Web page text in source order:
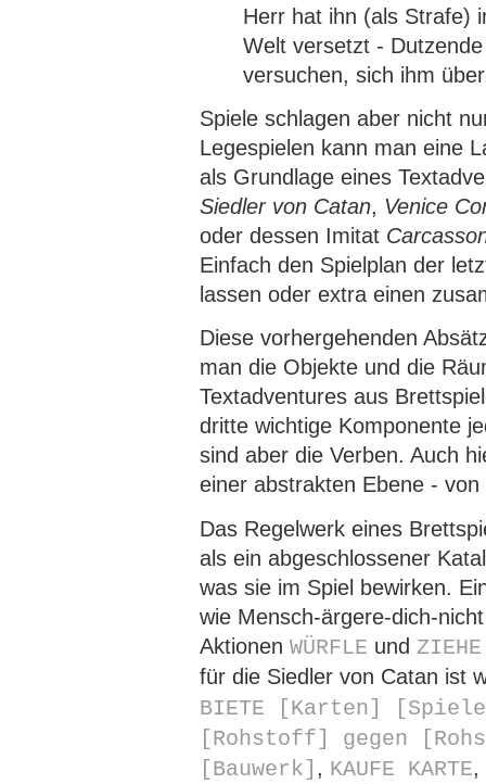
Herr hat ihn (als Strafe)
Welt versetzt -
versuchen, sich ihm
Spiele schlagen aber nicht
Legespielen kann man eine
als Grundlage eines
Siedler von Catan, Venice
oder dessen Imitat
Einfach den Spielplan der
lassen oder extra einen
Diese vorhergehenden
man die Objekte und die
Textadventures aus
dritte wichtige Komponente
sind aber die Verben. Auch
einer abstrakten Ebene -
Das Regelwerk eines
als ein abgeschlossener
was sie im Spiel bewirken.
wie Mensch-ärgere-dich-
Aktionen WÜRFLE und
für die Siedler von Catan ist
BIETE [Karten]
[Rohstoff] gegen
[Bauwerk] , KAUFE KARTE,